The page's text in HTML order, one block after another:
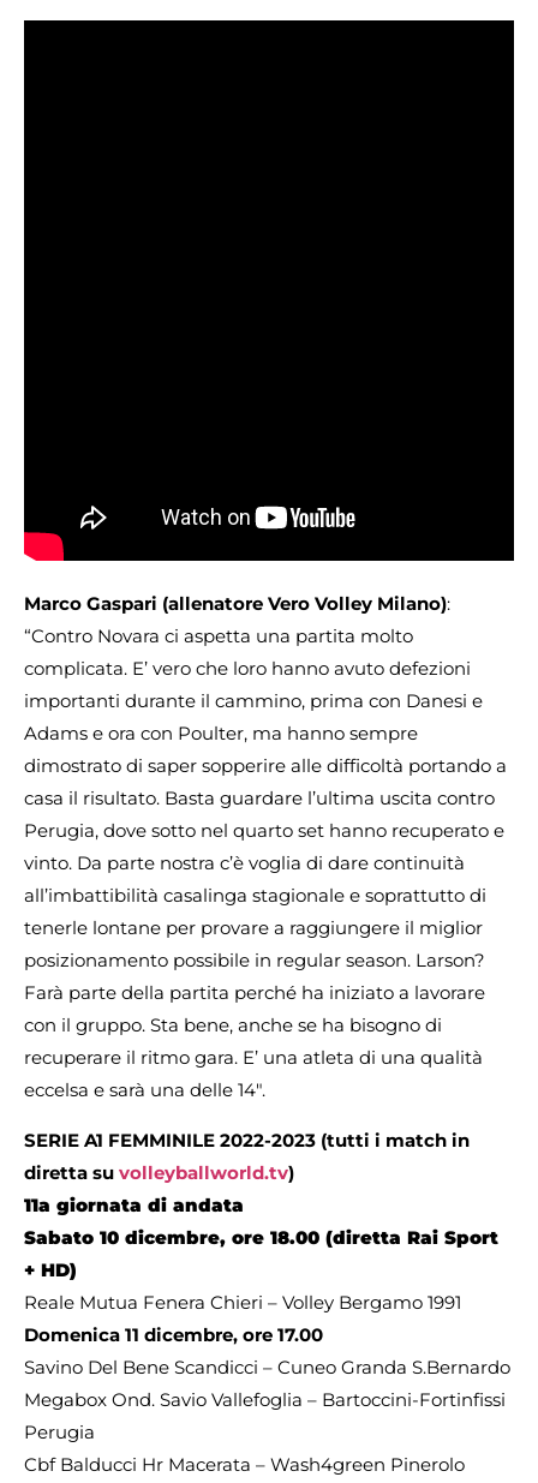
Marco Gaspari (allenatore Vero Volley Milano):
“Contro Novara ci aspetta una partita molto
complicata. E’ vero che loro hanno avuto defezioni
importanti durante il cammino, prima con Danesi e
Adams e ora con Poulter, ma hanno sempre
dimostrato di saper sopperire alle difficoltà portando a
casa il risultato. Basta guardare l’ultima uscita contro
Perugia, dove sotto nel quarto set hanno recuperato e
vinto. Da parte nostra c’è voglia di dare continuità
all’imbattibilità casalinga stagionale e soprattutto di
tenerle lontane per provare a raggiungere il miglior
posizionamento possibile in regular season. Larson?
Farà parte della partita perché ha iniziato a lavorare
con il gruppo. Sta bene, anche se ha bisogno di
recuperare il ritmo gara. E’ una atleta di una qualità
eccelsa e sarà una delle 14″.
SERIE A1 FEMMINILE 2022-2023 (tutti i match in
diretta su volleyballworld.tv)
11a giornata di andata
Sabato 10 dicembre, ore 18.00 (diretta Rai Sport
+ HD)
Reale Mutua Fenera Chieri – Volley Bergamo 1991
Domenica 11 dicembre, ore 17.00
Savino Del Bene Scandicci – Cuneo Granda S.Bernardo
Megabox Ond. Savio Vallefoglia – Bartoccini-Fortinfissi
Perugia
Cbf Balducci Hr Macerata – Wash4green Pinerolo